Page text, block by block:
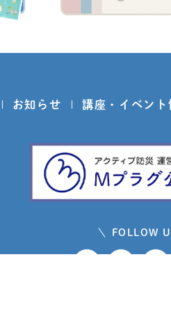
お知らせ 講座・イベント
FOLLOW